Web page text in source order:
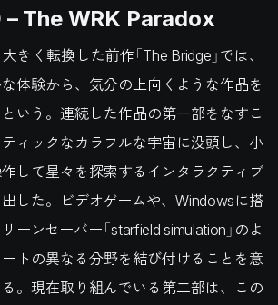
The WRK Paradox
きく転換した前作「The Bridge」では、
体験から、気分の上向くような作品を
いう。連続した作品の第一部をなすこ
ィックなカラフルな宇宙に没頭し、小
して星々を探索するインタラクティブ
した。ビデオゲームや、Windowsに搭
ーンセーバー「starfield simulation」のよ
トの異なる分野を結び付けることを意
。現在取り組んでいる第二部は、この